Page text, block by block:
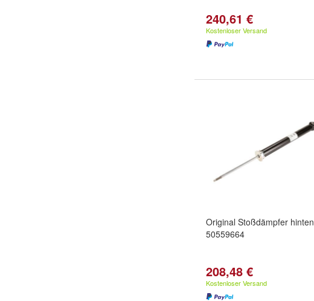
240,61 €
Kostenloser Versand
Original Stoßdämpfer hinten
50559664
208,48 €
Kostenloser Versand